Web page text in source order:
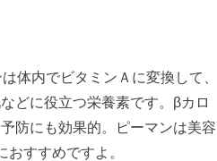
体内でビタミンＡに変換して、
どに役立つ栄養素です。βカロ
防にも効果的。ピーマンは美容
すすめですよ。